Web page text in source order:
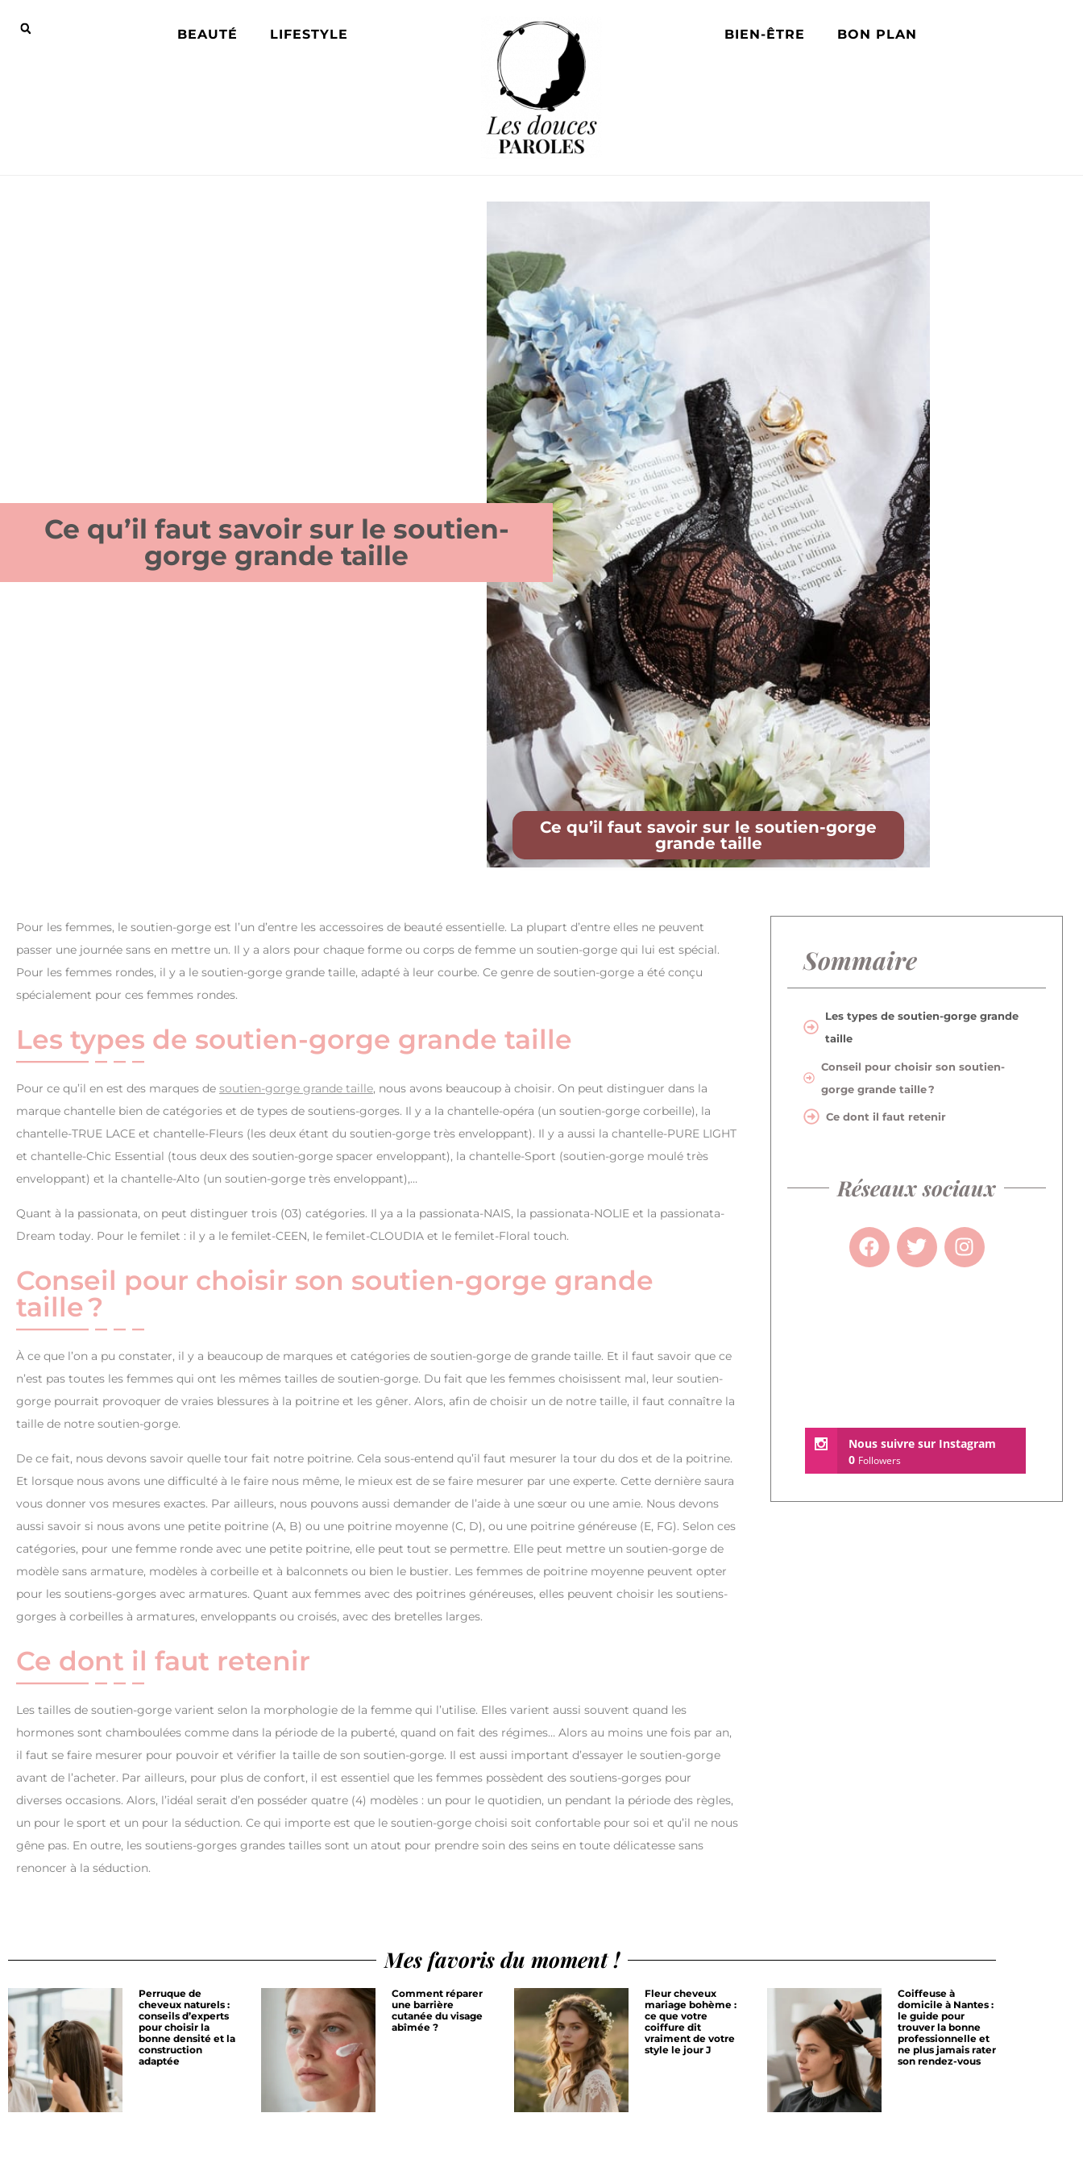
BEAUTÉ LIFESTYLE BIEN-ÊTRE BON PLAN
Ce qu’il faut savoir sur le soutien-
gorge grande taille
Ce qu’il faut savoir sur le soutien-gorge
grande taille
Pour les femmes, le soutien-gorge est l’un d’entre les accessoires de beauté essentielle. La plupart d’entre elles ne peuvent
passer une journée sans en mettre un. Il y a alors pour chaque forme ou corps de femme un soutien-gorge qui lui est spécial.
Pour les femmes rondes, il y a le soutien-gorge grande taille, adapté à leur courbe. Ce genre de soutien-gorge a été conçu
spécialement pour ces femmes rondes.
Les types de soutien-gorge grande taille
Pour ce qu’il en est des marques de soutien-gorge grande taille, nous avons beaucoup à choisir. On peut distinguer dans la
marque chantelle bien de catégories et de types de soutiens-gorges. Il y a la chantelle-opéra (un soutien-gorge corbeille), la
chantelle-TRUE LACE et chantelle-Fleurs (les deux étant du soutien-gorge très enveloppant). Il y a aussi la chantelle-PURE LIGHT
et chantelle-Chic Essential (tous deux des soutien-gorge spacer enveloppant), la chantelle-Sport (soutien-gorge moulé très
enveloppant) et la chantelle-Alto (un soutien-gorge très enveloppant),…
Quant à la passionata, on peut distinguer trois (03) catégories. Il ya a la passionata-NAIS, la passionata-NOLIE et la passionata-
Dream today. Pour le femilet : il y a le femilet-CEEN, le femilet-CLOUDIA et le femilet-Floral touch.
Conseil pour choisir son soutien-gorge grande
taille ?
À ce que l’on a pu constater, il y a beaucoup de marques et catégories de soutien-gorge de grande taille. Et il faut savoir que ce
n’est pas toutes les femmes qui ont les mêmes tailles de soutien-gorge. Du fait que les femmes choisissent mal, leur soutien-
gorge pourrait provoquer de vraies blessures à la poitrine et les gêner. Alors, afin de choisir un de notre taille, il faut connaître la
taille de notre soutien-gorge.
De ce fait, nous devons savoir quelle tour fait notre poitrine. Cela sous-entend qu’il faut mesurer la tour du dos et de la poitrine.
Et lorsque nous avons une difficulté à le faire nous même, le mieux est de se faire mesurer par une experte. Cette dernière saura
vous donner vos mesures exactes. Par ailleurs, nous pouvons aussi demander de l’aide à une sœur ou une amie. Nous devons
aussi savoir si nous avons une petite poitrine (A, B) ou une poitrine moyenne (C, D), ou une poitrine généreuse (E, FG). Selon ces
catégories, pour une femme ronde avec une petite poitrine, elle peut tout se permettre. Elle peut mettre un soutien-gorge de
modèle sans armature, modèles à corbeille et à balconnets ou bien le bustier. Les femmes de poitrine moyenne peuvent opter
pour les soutiens-gorges avec armatures. Quant aux femmes avec des poitrines généreuses, elles peuvent choisir les soutiens-
gorges à corbeilles à armatures, enveloppants ou croisés, avec des bretelles larges.
Ce dont il faut retenir
Les tailles de soutien-gorge varient selon la morphologie de la femme qui l’utilise. Elles varient aussi souvent quand les
hormones sont chamboulées comme dans la période de la puberté, quand on fait des régimes… Alors au moins une fois par an,
il faut se faire mesurer pour pouvoir et vérifier la taille de son soutien-gorge. Il est aussi important d’essayer le soutien-gorge
avant de l’acheter. Par ailleurs, pour plus de confort, il est essentiel que les femmes possèdent des soutiens-gorges pour
diverses occasions. Alors, l’idéal serait d’en posséder quatre (4) modèles : un pour le quotidien, un pendant la période des règles,
un pour le sport et un pour la séduction. Ce qui importe est que le soutien-gorge choisi soit confortable pour soi et qu’il ne nous
gêne pas. En outre, les soutiens-gorges grandes tailles sont un atout pour prendre soin des seins en toute délicatesse sans
renoncer à la séduction.
Sommaire
Les types de soutien-gorge grande
taille
Conseil pour choisir son soutien-
gorge grande taille ?
Ce dont il faut retenir
Réseaux sociaux
Nous suivre sur Instagram
0 Followers
Mes favoris du moment !
Perruque de
cheveux naturels :
conseils d’experts
pour choisir la
bonne densité et la
construction
adaptée
Comment réparer
une barrière
cutanée du visage
abîmée ?
Fleur cheveux
mariage bohème :
ce que votre
coiffure dit
vraiment de votre
style le jour J
Coiffeuse à
domicile à Nantes :
le guide pour
trouver la bonne
professionnelle et
ne plus jamais rater
son rendez-vous